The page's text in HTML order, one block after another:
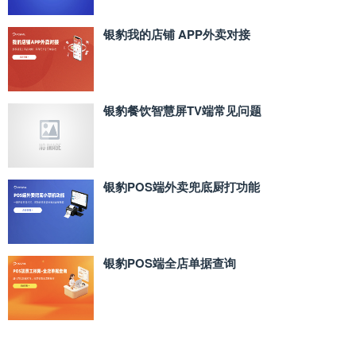
银豹我的店铺 APP外卖对接
银豹餐饮智慧屏TV端常见问题
银豹POS端外卖兜底厨打功能
银豹POS端全店单据查询